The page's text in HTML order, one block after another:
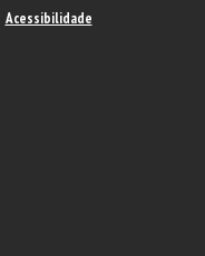
Acessibilidade